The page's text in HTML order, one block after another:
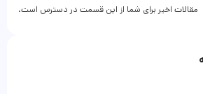
مقالات اخیر برای شما از این قسمت در دسترس است.